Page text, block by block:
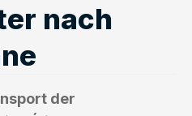
nach
der